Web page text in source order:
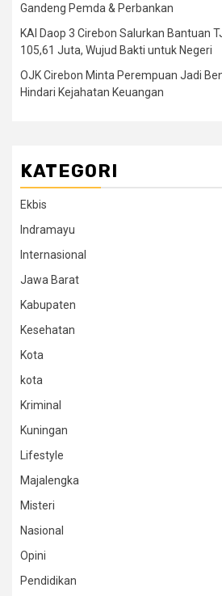
Gandeng Pemda & Perbankan
KAI Daop 3 Cirebon Salurkan Bantuan
105,61 Juta, Wujud Bakti untuk Negeri
OJK Cirebon Minta Perempuan Jadi
Hindari Kejahatan Keuangan
KATEGORI
Ekbis
Indramayu
Internasional
Jawa Barat
Kabupaten
Kesehatan
Kota
kota
Kriminal
Kuningan
Lifestyle
Majalengka
Misteri
Nasional
Opini
Pendidikan